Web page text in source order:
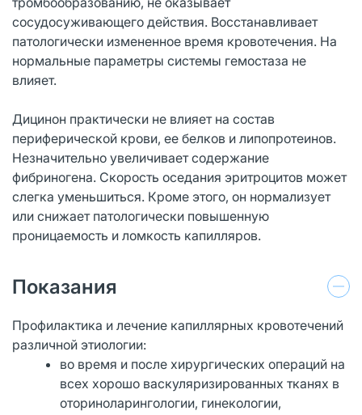
сосудосуживающего действия. Восстанавливает
патологически измененное время кровотечения. На
нормальные параметры системы гемостаза не
влияет.
Дицинон практически не влияет на состав
периферической крови, ее белков и липопротеинов.
Незначительно увеличивает содержание
фибриногена. Скорость оседания эритроцитов может
слегка уменьшиться. Кроме этого, он нормализует
или снижает патологически повышенную
проницаемость и ломкость капилляров.
Показания
Профилактика и лечение капиллярных кровотечений
различной этиологии:
во время и после хирургических операций на
всех хорошо васкуляризированных тканях в
оториноларингологии, гинекологии,